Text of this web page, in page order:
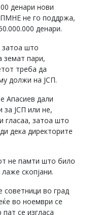
денари нови
не го поддржа,
денари.
затоа што
земат пари,
треба да
должи на ЈСП.
Апасиев дали
за ЈСП или не,
гласаа, затоа што
дека директорите
не памти што било
скопјани.
советници во град
во ноември се
се изгласа